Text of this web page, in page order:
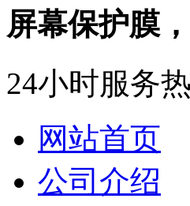
屏幕保护膜
24小时服务热
网站首页
公司介绍